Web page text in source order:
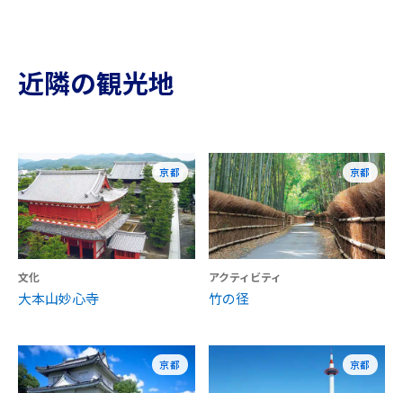
近隣の観光地
京都
文化
大本山妙心寺
京都
アクティビティ
竹の径
京都 京都